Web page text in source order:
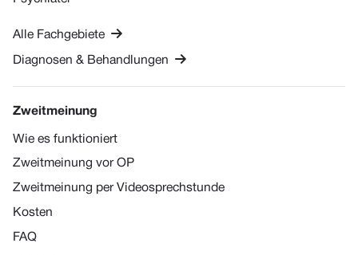
Alle Fachgebiete 
Diagnosen & Behandlungen 
Zweitmeinung
Wie es funktioniert
Zweitmeinung vor OP
Zweitmeinung per Videosprechstunde
Kosten
FAQ